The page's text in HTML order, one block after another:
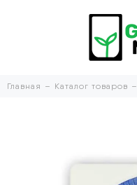
Главная Каталог товаров